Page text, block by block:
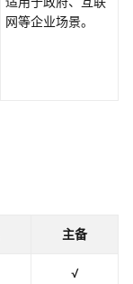
网等企业场景。
主备
√